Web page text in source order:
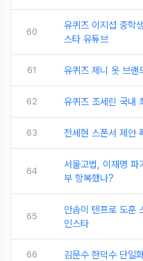
60
유퀴즈 이지섭 중학
스타 유튜브
61 유퀴즈 제니 옷 브랜
62 유퀴즈 조세린 국내
63 전세현 스폰서 제안
64
서울고법, 이재명 파
부 항복했나?
65
안솜이 텐프로 도훈
인스타
66 김문수 한덕수 단일